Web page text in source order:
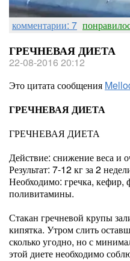
комментарии: 7
ГРЕЧНЕВАЯ ДИЕТА
22-08-2016 20:12
Это цитата сообщения
ГРЕЧНЕВАЯ ДИЕТА
ГРЕЧНЕВАЯ ДИЕТА
Действие: снижение веса и
Результат: 7-12 кг за 2
Необходимо: гречка,
поливитамины.
Стакан гречневой крупы
кипятка. Утром слить
сколько угодно, но с
этой диете необходимо